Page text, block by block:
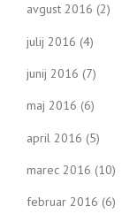
avgust 2016 (2)
julij 2016 (4)
junij 2016 (7)
maj 2016 (6)
april 2016 (5)
marec 2016 (10)
februar 2016 (6)